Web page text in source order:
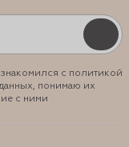
с политикой
понимаю их
с ними